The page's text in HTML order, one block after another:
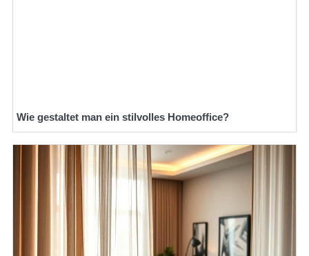
Wie gestaltet man ein stilvolles Homeoffice?